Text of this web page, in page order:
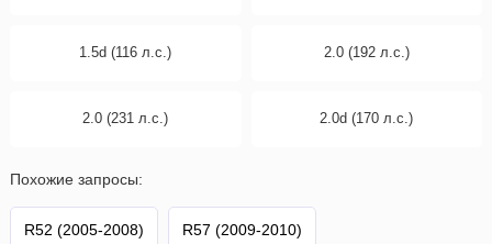
1.5d (116 л.с.) 2.0 (192 л.с.)
2.0 (231 л.с.) 2.0d (170 л.с.)
Похожие запросы:
R52 (2005-2008) R57 (2009-2010)